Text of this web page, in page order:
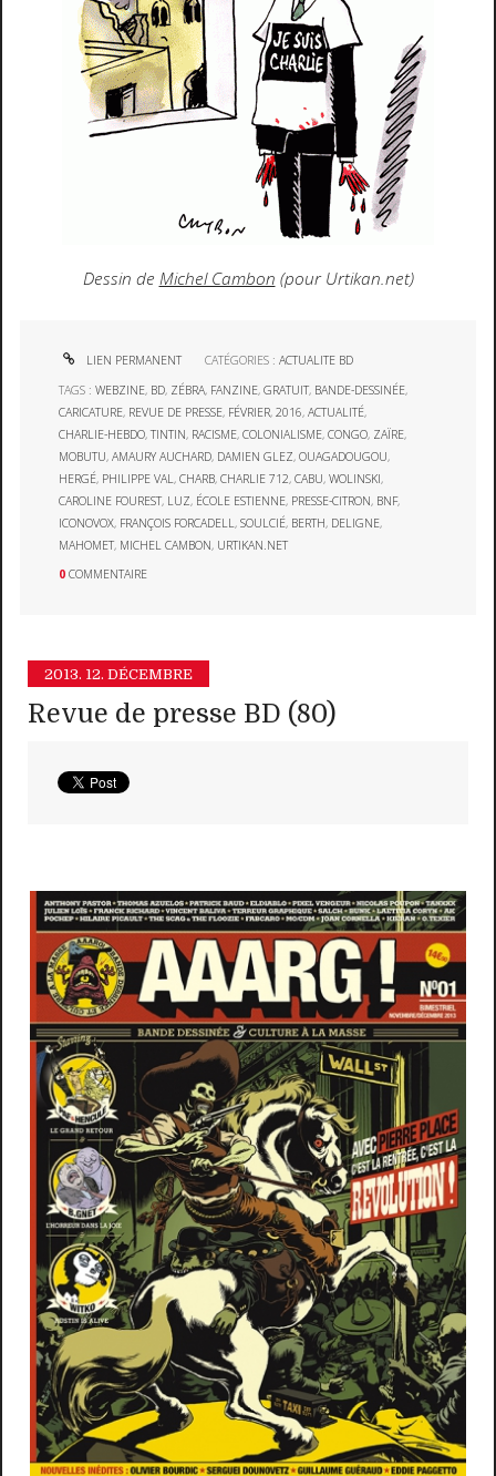
Dessin de Michel Cambon (pour Urtikan.net)
LIEN PERMANENT CATÉGORIES :ACTUALITE BD
TAGS :WEBZINE, BD, ZÉBRA, FANZINE,GRATUIT, BANDE-DESSINÉE,
CARICATURE, REVUE DE PRESSE, FÉVRIER,2016,ACTUALITÉ,
CHARLIE-HEBDO,TINTIN, RACISME,COLONIALISME,CONGO, ZAÏRE,
MOBUTU,AMAURY AUCHARD, DAMIEN GLEZ,OUAGADOUGOU,
HERGÉ, PHILIPPE VAL,CHARB,CHARLIE 712,CABU,WOLINSKI,
CAROLINE FOUREST, LUZ, ÉCOLE ESTIENNE, PRESSE-CITRON, BNF,
ICONOVOX, FRANÇOIS FORCADELL,SOULCIÉ, BERTH, DELIGNE,
MAHOMET, MICHEL CAMBON, URTIKAN.NET
0 COMMENTAIRE
2013. 12. DÉCEMBRE
Revue de presse BD (80)